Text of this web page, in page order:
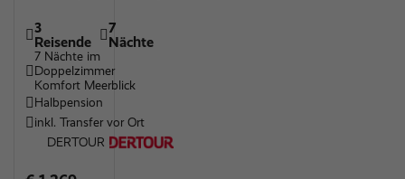
3
Reisende
7
Nächte
7 Nächte im
Doppelzimmer
Komfort Meerblick
Halbpension
inkl. Transfer vor Ort
DERTOUR